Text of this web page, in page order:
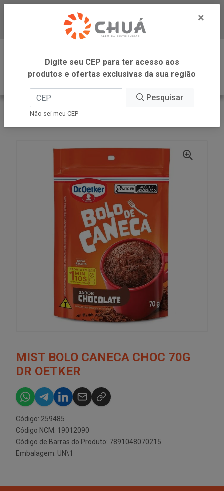
Baixe já nosso APP
0
INÍCIO
DR OETKER BRASIL
MIST BOLO CANECA CHOC 70G
DR OETKER
Código: 259485
Código NCM: 19012090
Código de Barras do Produto: 7891048070215
Embalagem: UN\1
×
Digite seu CEP para ter acesso aos
produtos e ofertas exclusivas da sua região
Pesquisar
Não sei meu CEP